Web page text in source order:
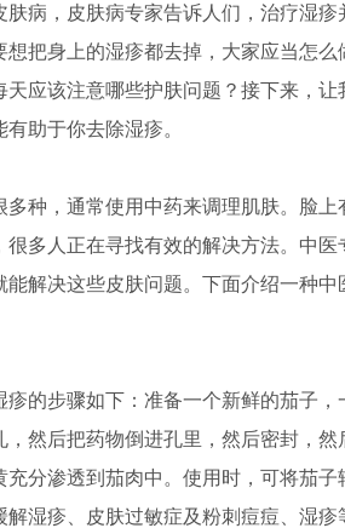
，皮肤病专家告诉人们，治疗湿疹
把身上的湿疹都去掉，大家应当怎么
天应该注意哪些护肤问题？接下来，让
助于你去除湿疹。
，通常使用中药来调理肌肤。脸上
多人正在寻找有效的解决方法。中医
能解决这些皮肤问题。下面介绍一种
步骤如下：准备一个新鲜的茄子，
然后把药物倒进孔里，然后密封，然
分渗透到茄肉中。使用时，可将茄子
湿疹、皮肤过敏症及粉刺痘痘、湿疹